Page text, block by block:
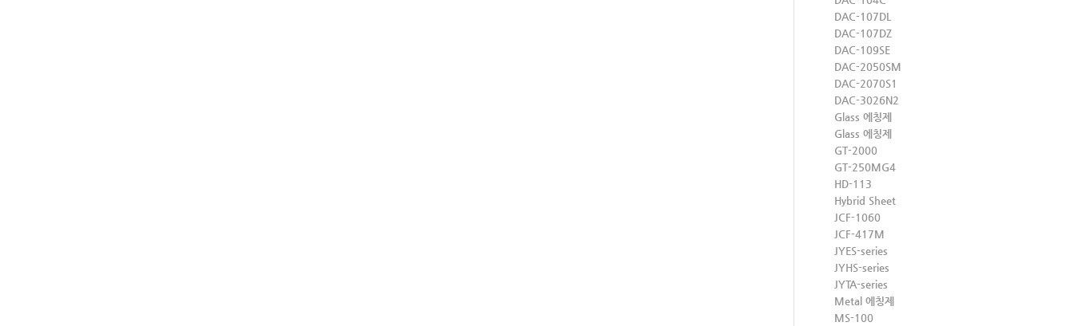
DAC-107DL
DAC-107DZ
DAC-109SE
DAC-2050SM
DAC-2070S1
DAC-3026N2
Glass 에칭제
Glass 에칭제
GT-2000
GT-250MG4
HD-113
Hybrid Sheet
JCF-1060
JCF-417M
JYES-series
JYHS-series
JYTA-series
Metal 에칭제
MS-100